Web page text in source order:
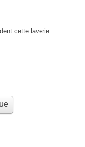
cette laverie